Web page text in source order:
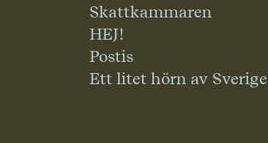
Skattkammaren
HEJ!
Postis
Ett litet hörn av Sverige